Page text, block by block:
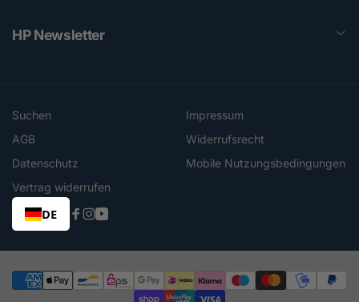
HP Newsletter
Suchen
Impressum
AGB
Widerrufsrecht
Datenschutz
Mobile Nutzungsbedingungen
Vertrag widerrufen
DE
Facebook
Instagram
YouTube
Zahlungsmethoden